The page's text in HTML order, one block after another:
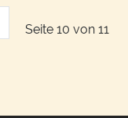
Seite 10 von 11